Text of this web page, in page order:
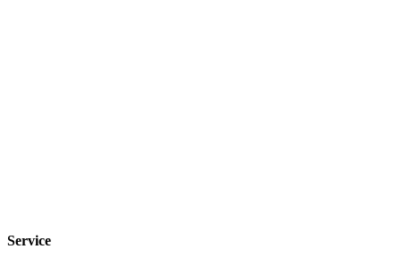
Service